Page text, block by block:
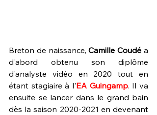
Breton de naissance, Camille Coudé a
d'abord obtenu son diplôme
d'analyste vidéo en 2020 tout en
étant stagiaire à l'EA Guingamp. Il va
ensuite se lancer dans le grand bain
dès la saison 2020-2021 en devenant